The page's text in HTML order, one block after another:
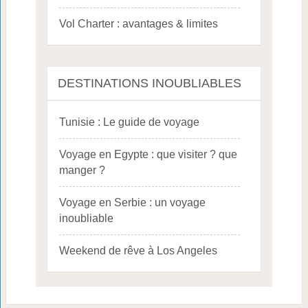
Vol Charter : avantages & limites
DESTINATIONS INOUBLIABLES
Tunisie : Le guide de voyage
Voyage en Egypte : que visiter ? que
manger ?
Voyage en Serbie : un voyage
inoubliable
Weekend de rêve à Los Angeles